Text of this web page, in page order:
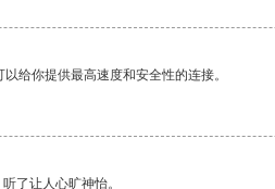
给你提供最高速度和安全性的连接。
了让人心旷神怡。